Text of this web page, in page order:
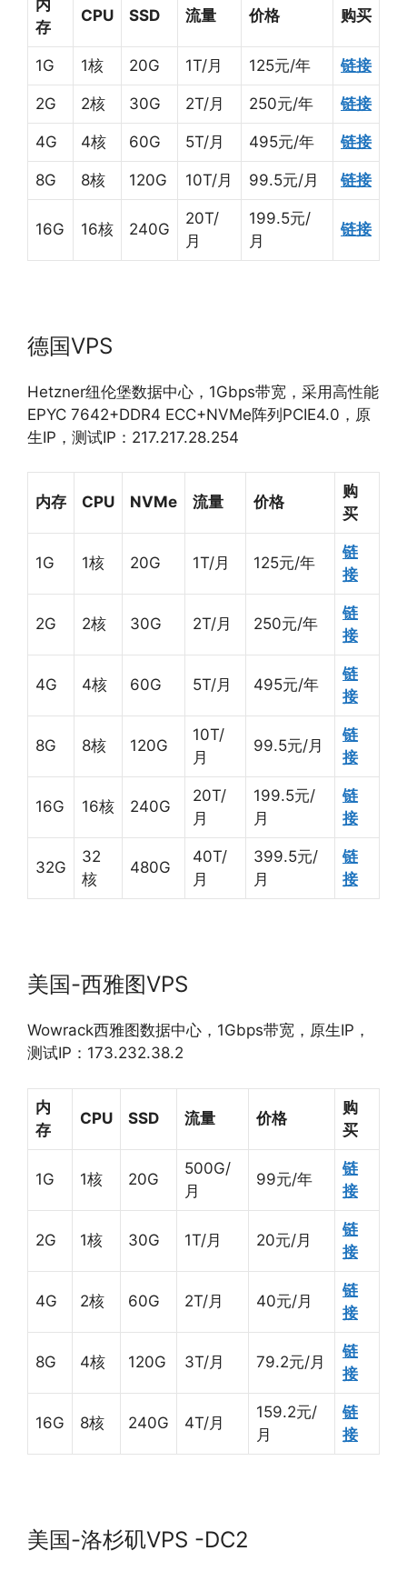
内
存
CPU SSD 流量 价格 购买
1G 1核 20G 1T/月 125元/年 链接
2G 2核 30G 2T/月 250元/年 链接
4G 4核 60G 5T/月 495元/年 链接
8G 8核 120G 10T/月 99.5元/月 链接
16G 16核 240G
20T/
月
199.5元/
月
链接
德国VPS
Hetzner纽伦堡数据中心，1Gbps带宽，采用高性能
EPYC 7642+DDR4 ECC+NVMe阵列PCIE4.0，原
生IP，测试IP：217.217.28.254
内存 CPU NVMe 流量 价格
购
买
1G 1核 20G 1T/月 125元/年
链
接
2G 2核 30G 2T/月 250元/年
链
接
4G 4核 60G 5T/月 495元/年
链
接
8G 8核 120G
10T/
月
99.5元/月
链
接
16G 16核 240G
20T/
月
199.5元/
月
链
接
32G
32
核
480G
40T/
月
399.5元/
月
链
接
美国-西雅图VPS
Wowrack西雅图数据中心，1Gbps带宽，原生IP，
测试IP：173.232.38.2
内
存
CPU SSD 流量 价格
购
买
1G 1核 20G
500G/
月
99元/年
链
接
2G 1核 30G 1T/月 20元/月
链
接
4G 2核 60G 2T/月 40元/月
链
接
8G 4核 120G 3T/月 79.2元/月
链
接
16G 8核 240G 4T/月
159.2元/
月
链
接
美国-洛杉矶VPS -DC2